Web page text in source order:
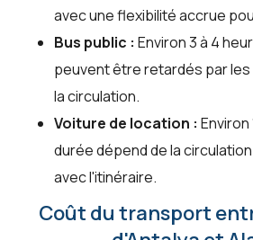
avec une flexibilité accrue
Bus public : Environ 3 à 4
peuvent être retardés par
la circulation.
Voiture de location : Environ
durée dépend de la
avec l'itinéraire.
Coût du transport